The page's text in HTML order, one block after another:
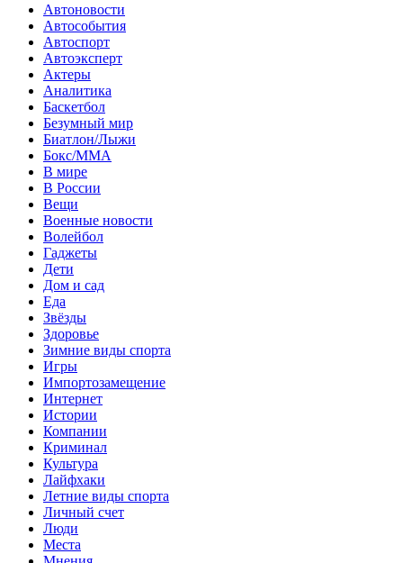
Автоновости
Автособытия
Автоспорт
Автоэксперт
Актеры
Аналитика
Баскетбол
Безумный мир
Биатлон/Лыжи
Бокс/MMA
В мире
В России
Вещи
Военные новости
Волейбол
Гаджеты
Дети
Дом и сад
Еда
Звёзды
Здоровье
Зимние виды спорта
Игры
Импортозамещение
Интернет
Истории
Компании
Криминал
Культура
Лайфхаки
Летние виды спорта
Личный счет
Люди
Места